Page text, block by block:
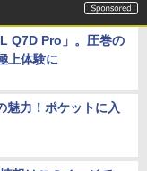
Q7D Pro」。圧巻の
上体験に
魅力！ポケットに入